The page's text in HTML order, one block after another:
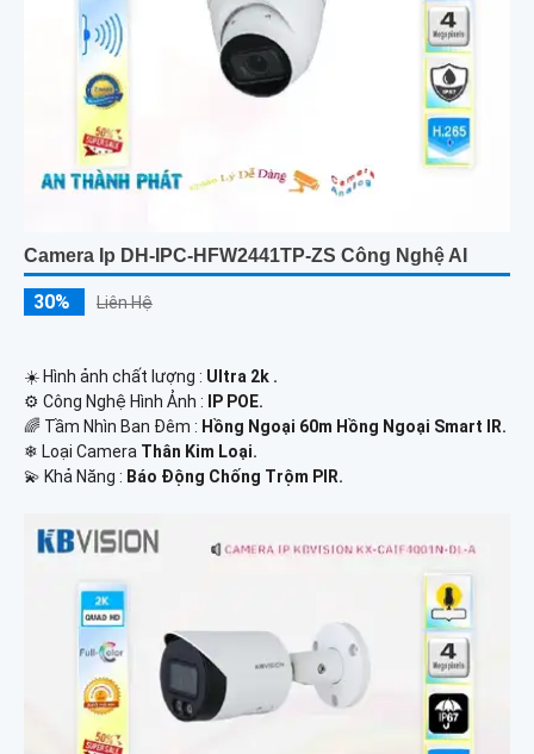
Camera Ip DH-IPC-HFW2441TP-ZS Công Nghệ AI
30% Liên Hệ
☀️ Hình ảnh chất lượng : Ultra 2k .
⚙ Công Nghệ Hình Ảnh :
IP POE.
🌈 Tầm Nhìn Ban Đêm : Hồng Ngoại 60m Hồng Ngoại Smart IR.
❄ Loại Camera Thân Kim Loại.
️💫 Khả Năng : Báo Động Chống Trộm PIR.